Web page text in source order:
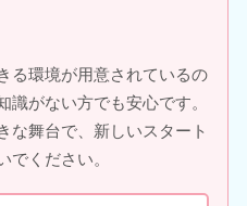
る環境が用意されているの
識がない方でも安心です。
な舞台で、新しいスタート
でください。